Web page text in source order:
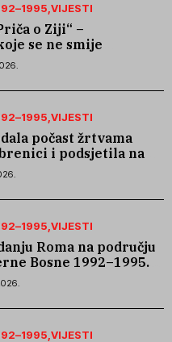
VIJESTI
o Ziji“ –
se ne smije
VIJESTI
počast žrtvama
i podsjetila na
Skočića
VIJESTI
Roma na području
Bosne 1992–1995.
VIJESTI